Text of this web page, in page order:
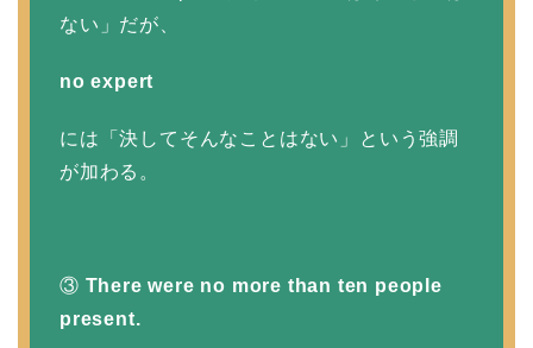
ない」だが、
no expert
には「決してそんなことはない」という強調
が加わる。
③ There were no more than ten people
present.